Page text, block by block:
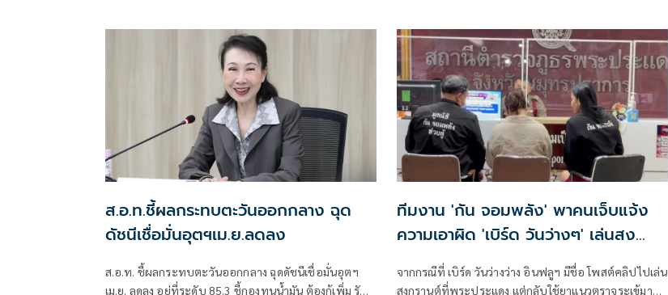
เจอร์ หากมีต้นทุน การสนับสนุนจากที่ทำงาน และเวลา ก็มี
โอกาสเดินทางไปยังประเทศนั้นๆ
ส.อ.ท.ชี้ผลกระทบตะวันออกกลาง ฉุด
ดัชนีเชื่อมั่นอุตฯเม.ย.ลดลง
ส.อ.ท. ชี้ผลกระทบตะวันออกกลาง ฉุดดัชนีเชื่อมั่นอุตฯ
เม.ย. ลดลง อยู่ที่ระดับ 85.3 ชี้กองทุนน้ำมัน ต้องกู้เพิ่ม รับ
ทีมงาน 'กัน จอมพลัง' พาคนเจ็บแจ้ง
ความเอาผิด 'เบิร์ด วันว่างๆ' เล่นสง
กรานต์พิเรนป้ายกาวยาแนว
จากกรณีที่ เบิร์ด วันว่างว่าง อินฟลูฯ มีชื่อ โพสต์คลิปไปเล่น
สงกรานต์ที่พระประแดง แต่กลับใช้ยาแนวตราจระเข้มา